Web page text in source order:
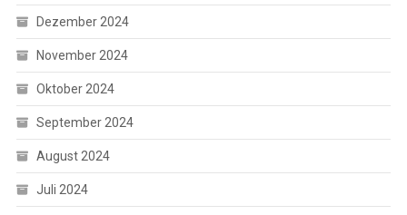
Dezember 2024
November 2024
Oktober 2024
September 2024
August 2024
Juli 2024